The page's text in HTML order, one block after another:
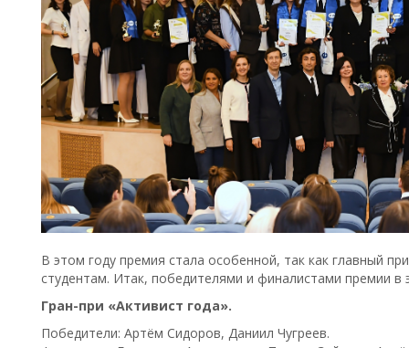
В этом году премия стала особенной, так как главный
студентам. Итак, победителями и финалистами премии в
Гран-при «Активист года».
Победители: Артём Сидоров, Даниил Чугреев.